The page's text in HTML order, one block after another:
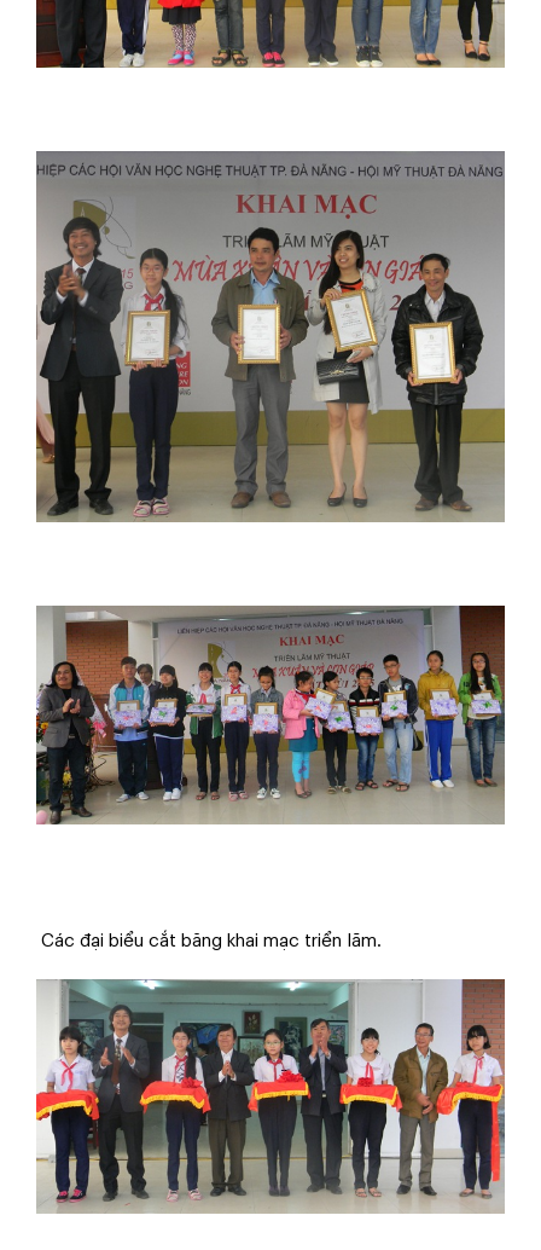
Các đại biểu cắt băng khai mạc triển lãm.